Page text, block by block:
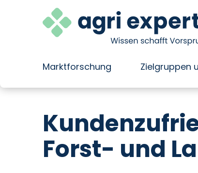
Direkt
Marktforschung Zielgruppen
Forst- und